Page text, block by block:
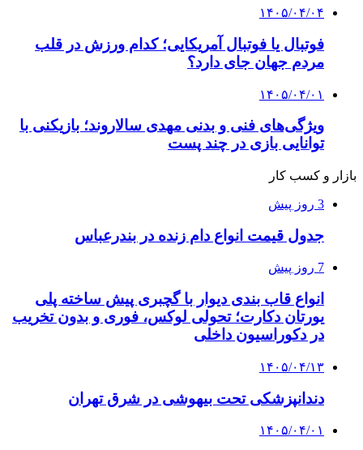
۱۴۰۵/۰۴/۰۴
فوتبال یا فوتبال آمریکایی؛ کدام ورزش در قلب
مردم جهان جای دارد؟
۱۴۰۵/۰۴/۰۱
ویژگی‌های فنی و بدنی مهدی سالاروند؛ بازیکنی با
توانایی بازی در چند پست
بازار و کسب کار
3 روز پیش
جدول قیمت انواع دام زنده در بندرعباس
7 روز پیش
انواع قاب بندی دیوار با گچبری پیش ساخته پلی
یورتان دکارت؛ تحولی لوکس، فوری و بدون تخریب
در دکوراسیون داخلی
۱۴۰۵/۰۴/۱۳
دندانپزشکی تحت بیهوشی در شرق تهران
۱۴۰۵/۰۴/۰۱